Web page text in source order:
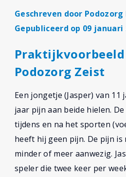
Geschreven door
Gepubliceerd op 09 januari
Praktijkvoorbeeld
Podozorg Zeist
Een jongetje (Jasper) van 11
jaar pijn aan beide hielen.
tijdens en na het sporten
heeft hij geen pijn. De pijn is
minder of meer aanwezig.
speler die twee keer per